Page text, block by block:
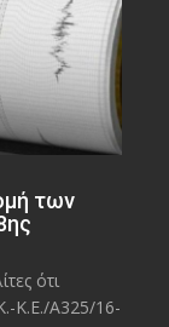
των
ότι
Κ.Ε./Α325/16-